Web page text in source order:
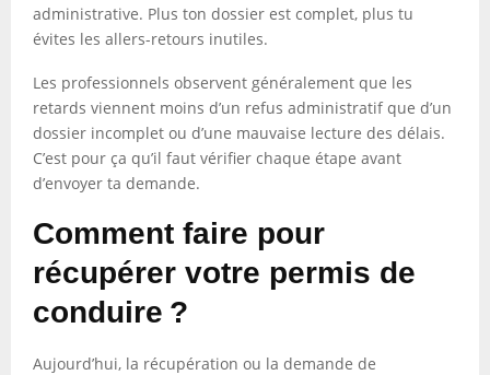
administrative. Plus ton dossier est complet, plus tu
évites les allers-retours inutiles.
Les professionnels observent généralement que les
retards viennent moins d’un refus administratif que d’un
dossier incomplet ou d’une mauvaise lecture des délais.
C’est pour ça qu’il faut vérifier chaque étape avant
d’envoyer ta demande.
Comment faire pour
récupérer votre permis de
conduire ?
Aujourd’hui, la récupération ou la demande de